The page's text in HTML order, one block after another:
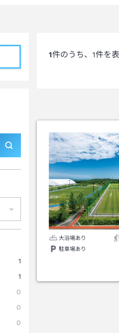
1
1
0
0
0
1件のうち、 1件を
大浴場あり
駐車場あり